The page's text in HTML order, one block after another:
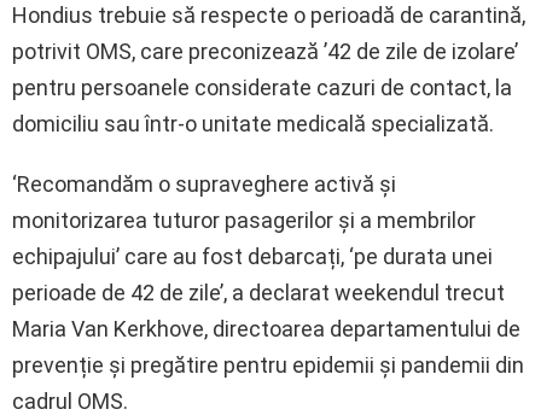
Hondius trebuie să respecte o perioadă de carantină,
potrivit OMS, care preconizează ’42 de zile de izolare’
pentru persoanele considerate cazuri de contact, la
domiciliu sau într-o unitate medicală specializată.
‘Recomandăm o supraveghere activă și
monitorizarea tuturor pasagerilor și a membrilor
echipajului’ care au fost debarcați, ‘pe durata unei
perioade de 42 de zile’, a declarat weekendul trecut
Maria Van Kerkhove, directoarea departamentului de
prevenție și pregătire pentru epidemii și pandemii din
cadrul OMS.